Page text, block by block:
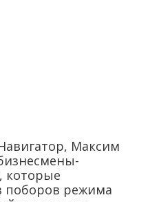
Максим
которые
поборов режима